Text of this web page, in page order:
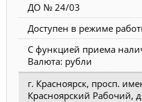
ДО № 24/03
Доступен в режиме
С функцией приема
Валюта: рубли
г. Красноярск, просп.
Красноярский Рабочий,